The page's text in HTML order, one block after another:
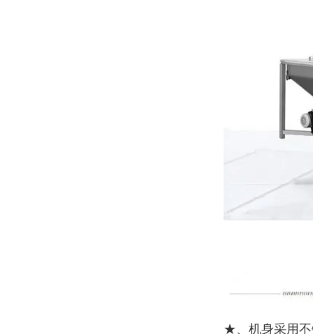
★、机身采用不